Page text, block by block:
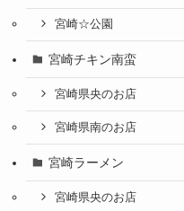
宮崎☆公園
宮崎チキン南蛮
宮崎県央のお店
宮崎県南のお店
宮崎ラーメン
宮崎県央のお店